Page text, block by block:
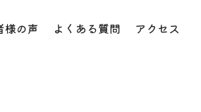
様の声 よくある質問 アクセス